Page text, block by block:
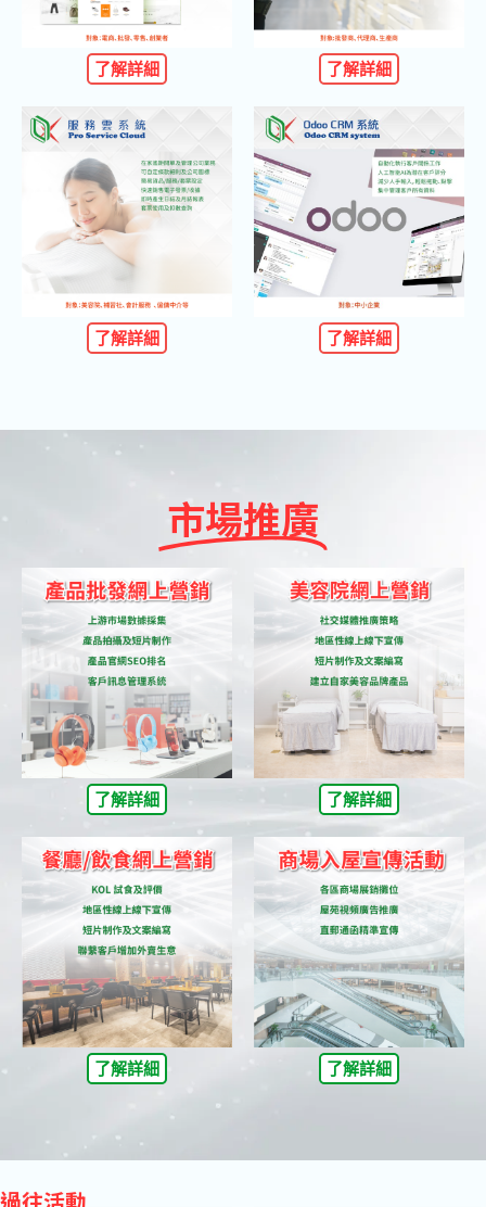
了解詳細 了解詳細
了解詳細 了解詳細
市場推廣
了解詳細 了解詳細
了解詳細 了解詳細